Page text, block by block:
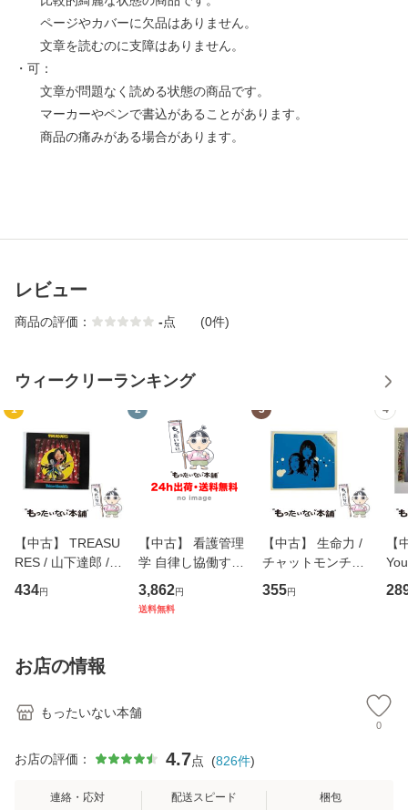
ページやカバーに欠品はありません。
文章を読むのに支障はありません。
・可：
文章が問題なく読める状態の商品です。
マーカーやペンで書込があることがあります。
商品の痛みがある場合があります。
レビュー
商品の評価： -点 (0件)
ウィークリーランキング
1
【中古】 TREASU
RES / 山下達郎 /
イーストウエス
ト・ジャパン [CD]
434円
2
【中古】 看護管理
学 自律し協働する
専門職の看護マネ
ジメントスキル 改
3,862円
送料無料
3
【中古】 生命力 /
チャットモンチー /
キューンレコード
[CD]【メール便送
355円
4
【
のが
お店の情報
もったいない本舗
0
お店の評価： 4.7点 (826件)
連絡・応対 配送スピード 梱包